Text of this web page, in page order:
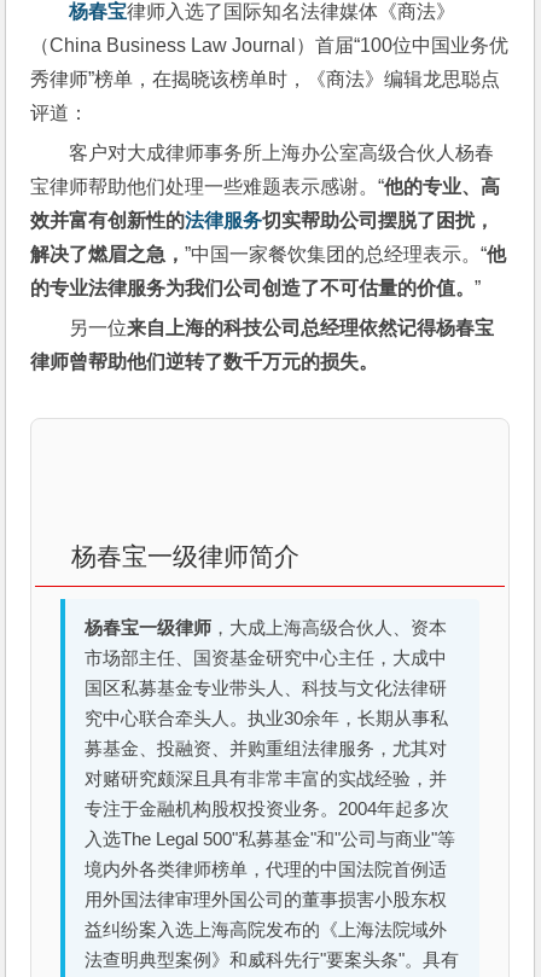
杨春宝律师入选了国际知名法律媒体《商法》
（China Business Law Journal）首届“100位中国业务优
秀律师”榜单，在揭晓该榜单时，《商法》编辑龙思聪点
评道：
客户对大成律师事务所上海办公室高级合伙人杨春
宝律师帮助他们处理一些难题表示感谢。“他的专业、高
效并富有创新性的法律服务切实帮助公司摆脱了困扰，
解决了燃眉之急，”中国一家餐饮集团的总经理表示。“他
的专业法律服务为我们公司创造了不可估量的价值。”
另一位来自上海的科技公司总经理依然记得杨春宝
律师曾帮助他们逆转了数千万元的损失。
杨春宝一级律师简介
杨春宝一级律师 ，大成上海高级合伙人、资本
市场部主任、国资基金研究中心主任，大成中
国区私募基金专业带头人、科技与文化法律研
究中心联合牵头人。执业30余年，长期从事私
募基金、投融资、并购重组法律服务，尤其对
对赌研究颇深且具有非常丰富的实战经验，并
专注于金融机构股权投资业务。2004年起多次
入选The Legal 500"私募基金"和"公司与商业"等
境内外各类律师榜单，代理的中国法院首例适
用外国法律审理外国公司的董事损害小股东权
益纠纷案入选上海高院发布的《上海法院域外
法查明典型案例》和威科先行"要案头条"。具有